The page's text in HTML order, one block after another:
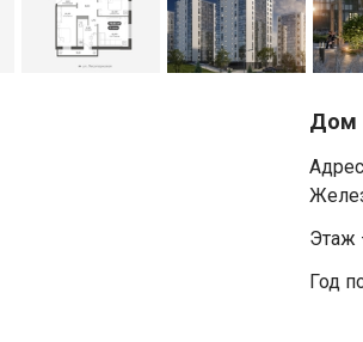
Дом
Этаж
Год